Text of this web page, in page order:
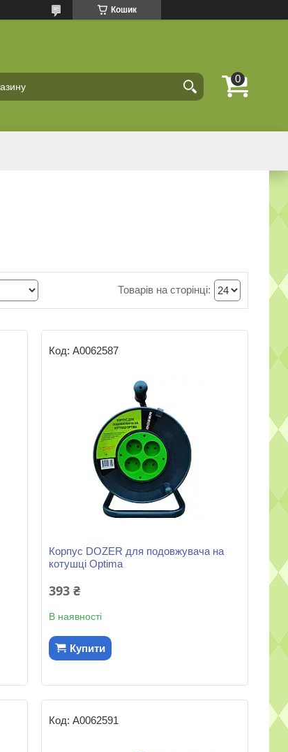
Кошик
А0062587
Корпус DOZER для подовжувача на
котушці Optima
393 ₴
В наявності
Купити
А0062591